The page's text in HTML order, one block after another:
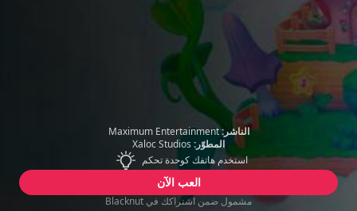
الناشر: Maximum Entertainment
المطوّر: Xaloc Studios
استخدم هاتفك كوحدة تحكم
العب الآن
مشمول ضمن اشتراكك في Blacknut